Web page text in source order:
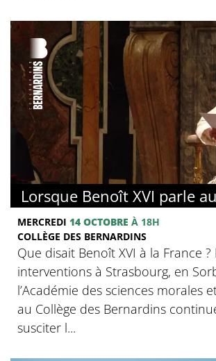
Lorsque Benoît XVI parle
MERCREDI 14 OCTOBRE À 18H
COLLÈGE DES BERNARDINS
Que disait Benoît XVI à la France
interventions à Strasbourg, en
l’Académie des sciences morales
au Collège des Bernardins
susciter l...